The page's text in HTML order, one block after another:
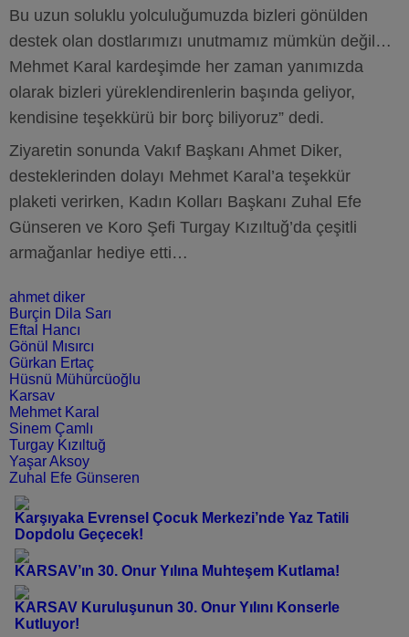
Bu uzun soluklu yolculuğumuzda bizleri gönülden
destek olan dostlarımızı unutmamız mümkün değil…
Mehmet Karal kardeşimde her zaman yanımızda
olarak bizleri yüreklendirenlerin başında geliyor,
kendisine teşekkürü bir borç biliyoruz” dedi.
Ziyaretin sonunda Vakıf Başkanı Ahmet Diker,
desteklerinden dolayı Mehmet Karal’a teşekkür
plaketi verirken, Kadın Kolları Başkanı Zuhal Efe
Günseren ve Koro Şefi Turgay Kızıltuğ’da çeşitli
armağanlar hediye etti…
ahmet diker
Burçin Dila Sarı
Eftal Hancı
Gönül Mısırcı
Gürkan Ertaç
Hüsnü Mühürcüoğlu
Karsav
Mehmet Karal
Sinem Çamlı
Turgay Kızıltuğ
Yaşar Aksoy
Zuhal Efe Günseren
Karşıyaka Evrensel Çocuk Merkezi’nde Yaz Tatili
Dopdolu Geçecek!
KARSAV’ın 30. Onur Yılına Muhteşem Kutlama!
KARSAV Kuruluşunun 30. Onur Yılını Konserle
Kutluyor!